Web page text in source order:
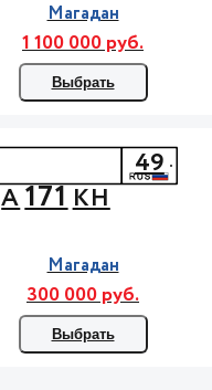
Магадан
1 100 000 руб.
Выбрать
А171КН
49
Магадан
300 000 руб.
Выбрать